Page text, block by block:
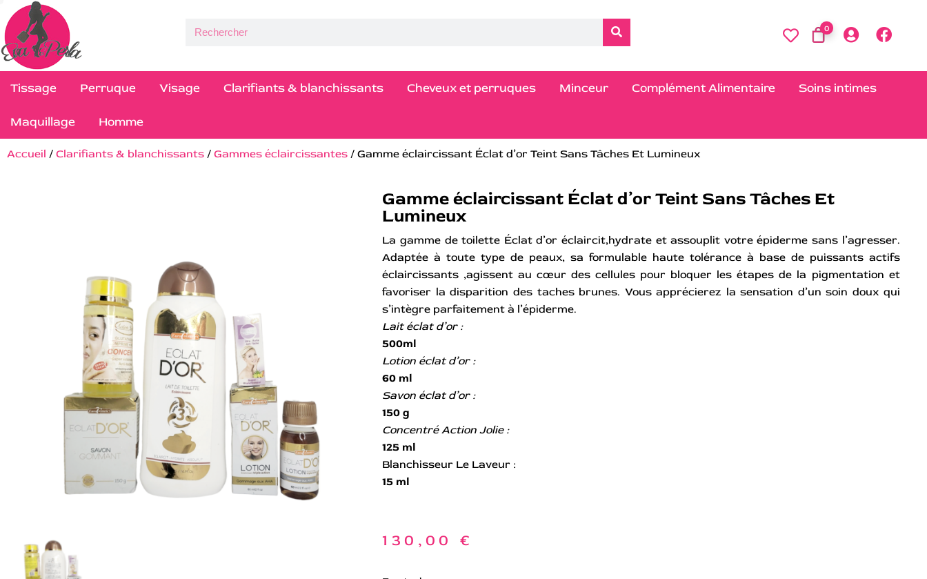
0
Tissage Perruque Visage Clarifiants & blanchissants Cheveux et perruques Minceur Complément Alimentaire Soins intimes
Maquillage Homme
Accueil / Clarifiants & blanchissants / Gammes éclaircissantes / Gamme éclaircissant Éclat d’or Teint Sans Tâches Et Lumineux
Gamme éclaircissant Éclat d’or Teint Sans Tâches Et
Lumineux
La gamme de toilette Éclat d’or éclaircit,hydrate et assouplit votre épiderme sans l’agresser.
Adaptée à toute type de peaux, sa formulable haute tolérance à base de puissants actifs
éclaircissants ,agissent au cœur des cellules pour bloquer les étapes de la pigmentation et
favoriser la disparition des taches brunes. Vous apprécierez la sensation d’un soin doux qui
s’intègre parfaitement à l’épiderme.
Lait éclat d’or :
500ml
Lotion éclat d’or :
60 ml
Savon éclat d’or :
150 g
Concentré Action Jolie :
125 ml
Blanchisseur Le Laveur :
15 ml
130,00 €